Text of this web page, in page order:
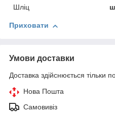
Шліц
Приховати
Умови доставки
Доставка здійснюється тільки
Нова Пошта
Самовивіз